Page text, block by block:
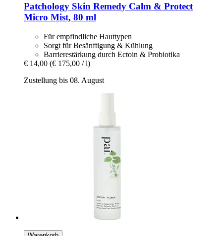
Patchology Skin Remedy Calm & Protect
Micro Mist, 80 ml
Für empfindliche Hauttypen
Sorgt für Besänftigung & Kühlung
Barrierestärkung durch Ectoin & Probiotika
€ 14,00 (€ 175,00 / l)
Zustellung bis 08. August